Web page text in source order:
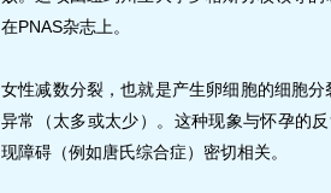
在PNAS杂志上。
女性减数分裂，也就是产生卵细胞的细胞
异常（太多或太少）。这种现象与怀孕的
现障碍（例如唐氏综合症）密切相关。